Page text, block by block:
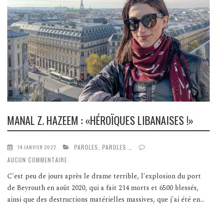
MANAL Z. HAZEEM : «HÉROÏQUES LIBANAISES !»
14 JANVIER 2022
PAROLES, PAROLES …
AUCUN COMMENTAIRE
C'est peu de jours après le drame terrible, l'explosion du port
de Beyrouth en août 2020, qui a fait 214 morts et 6500 blessés,
ainsi que des destructions matérielles massives, que j'ai été en...